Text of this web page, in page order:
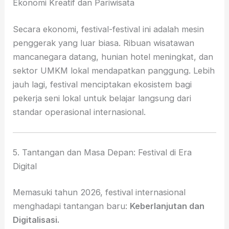
Ekonomi Kreatif dan Pariwisata
Secara ekonomi, festival-festival ini adalah mesin
penggerak yang luar biasa. Ribuan wisatawan
mancanegara datang, hunian hotel meningkat, dan
sektor UMKM lokal mendapatkan panggung. Lebih
jauh lagi, festival menciptakan ekosistem bagi
pekerja seni lokal untuk belajar langsung dari
standar operasional internasional.
5. Tantangan dan Masa Depan: Festival di Era
Digital
Memasuki tahun 2026, festival internasional
menghadapi tantangan baru: Keberlanjutan dan
Digitalisasi.